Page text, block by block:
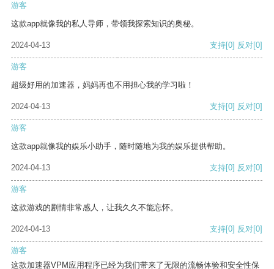
游客
这款app就像我的私人导师，带领我探索知识的奥秘。
2024-04-13 支持[0] 反对[0]
游客
超级好用的加速器，妈妈再也不用担心我的学习啦！
2024-04-13 支持[0] 反对[0]
游客
这款app就像我的娱乐小助手，随时随地为我的娱乐提供帮助。
2024-04-13 支持[0] 反对[0]
游客
这款游戏的剧情非常感人，让我久久不能忘怀。
2024-04-13 支持[0] 反对[0]
游客
这款加速器VPM应用程序已经为我们带来了无限的流畅体验和安全性保